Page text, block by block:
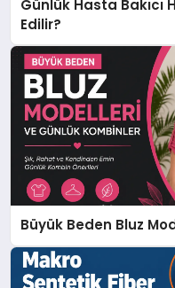
Günlük Hasta
Edilir?
Büyük Beden Bluz